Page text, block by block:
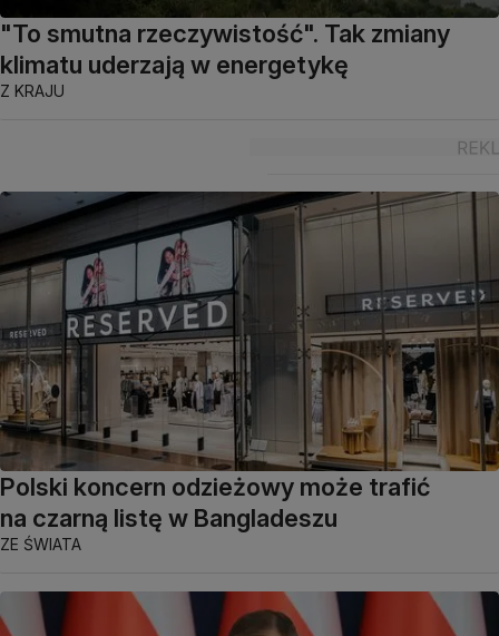
"To smutna rzeczywistość". Tak zmiany
klimatu uderzają w energetykę
Z KRAJU
Polski koncern odzieżowy może trafić
na czarną listę w Bangladeszu
ZE ŚWIATA